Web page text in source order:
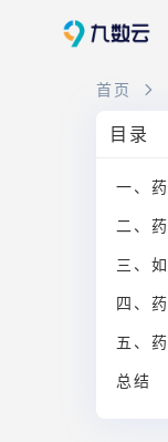
首页
目录
总结